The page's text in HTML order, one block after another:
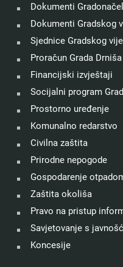
Dokumenti
Dokumenti Gradskog
Sjednice Gradskog
Proračun Grada Drniša
Financijski izvještaji
Socijalni program
Prostorno uređenje
Komunalno redarstvo
Civilna zaštita
Prirodne nepogode
Gospodarenje
Zaštita okoliša
Pravo na pristup
Savjetovanje s
Koncesije